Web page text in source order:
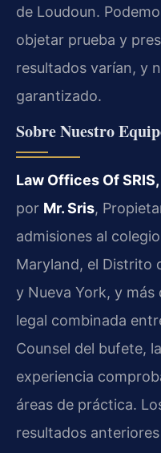
de Loudoun.
objetar prueba y
resultados varían, y
garantizado.
Sobre Nuestro
Law Offices Of SRIS,
por Mr. Sris,
admisiones al
Maryland, el Distrito
y Nueva York, y más
legal combinada
Counsel del bufete,
experiencia
áreas de práctica.
resultados